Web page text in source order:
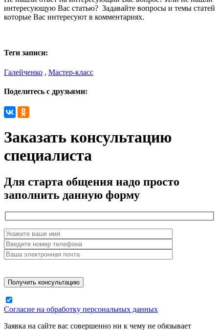
интересующую Вас статью? Задавайте вопросы и темы статей
которые Вас интересуют в комментариях.
Теги записи:
Галейченко , Мастер-класс
Поделитесь с друзьями:
Заказать консультацию
специалиста
Для старта общения надо просто
заполнить данную форму
Согласие на обработку персональных данных
Заявка на сайте вас совершенно ни к чему не обязывает